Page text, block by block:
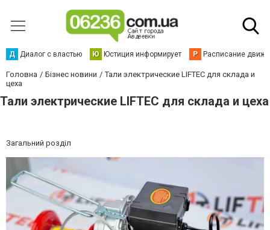
Д Диалог с властью Ю Юстиция информирует Р Расписание
Головна Бізнес новини
Тали электрические LIFTEC для склада и
цеха
Тали электрические LIFTEC для склада и цеха
Загальний розділ